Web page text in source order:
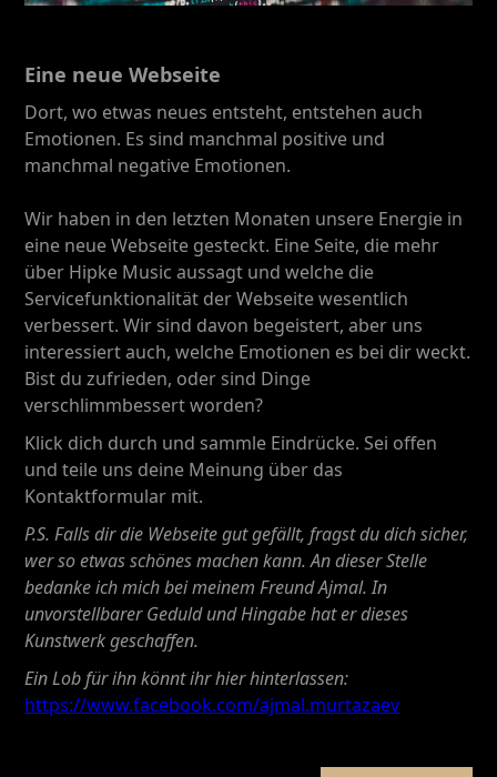
Eine neue Webseite
Dort, wo etwas neues entsteht, entstehen auch
Emotionen. Es sind manchmal positive und
manchmal negative Emotionen.
Wir haben in den letzten Monaten unsere Energie in
eine neue Webseite gesteckt. Eine Seite, die mehr
über Hipke Music aussagt und welche die
Servicefunktionalität der Webseite wesentlich
verbessert. Wir sind davon begeistert, aber uns
interessiert auch, welche Emotionen es bei dir weckt.
Bist du zufrieden, oder sind Dinge
verschlimmbessert worden?
Klick dich durch und sammle Eindrücke. Sei offen
und teile uns deine Meinung über das
Kontaktformular mit.
P.S. Falls dir die Webseite gut gefällt, fragst du dich sicher,
wer so etwas schönes machen kann. An dieser Stelle
bedanke ich mich bei meinem Freund Ajmal. In
unvorstellbarer Geduld und Hingabe hat er dieses
Kunstwerk geschaffen.
Ein Lob für ihn könnt ihr hier hinterlassen:
https://www.facebook.com/ajmal.murtazaev